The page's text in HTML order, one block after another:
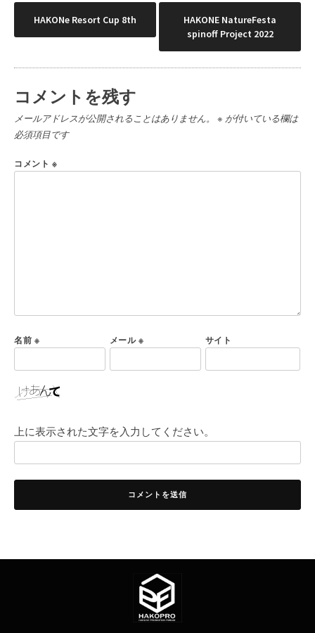
投
稿
ナ
ビ
ゲ
ー
HAKONe Resort Cup 8th
HAKONE NatureFesta
spinoff Project 2022
コメントを残す
メールアドレスが公開されることはありません。 ※ が付いている欄は
必須項目です
コメント ※
名前 ※ メール※ サイト
上に表示された文字を入力してください。